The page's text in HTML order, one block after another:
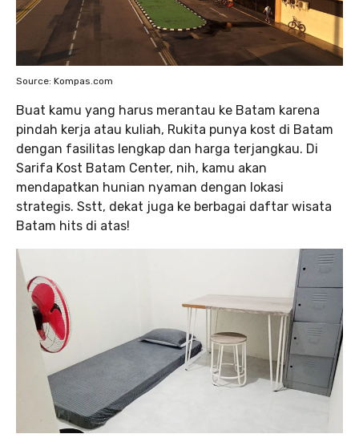
Source: Kompas.com
Buat kamu yang harus merantau ke Batam karena
pindah kerja atau kuliah, Rukita punya kost di Batam
dengan fasilitas lengkap dan harga terjangkau. Di
Sarifa Kost Batam Center, nih, kamu akan
mendapatkan hunian nyaman dengan lokasi
strategis. Sstt, dekat juga ke berbagai daftar wisata
Batam hits di atas!